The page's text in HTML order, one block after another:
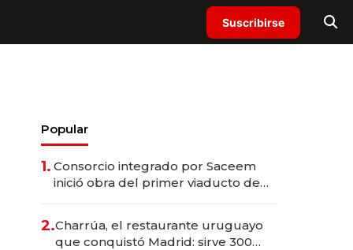
Suscribirse
Popular
1. Consorcio integrado por Saceem
inició obra del primer viaducto de
millones
2.Charrúa, el restaurante uruguayo
que conquistó Madrid: sirve 300